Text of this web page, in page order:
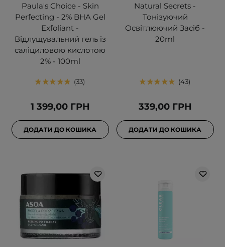
Paula's Choice - Skin
Perfecting - 2% BHA Gel
Exfoliant -
Відлущувальний гель із
саліциловою кислотою
2% - 100ml
33
1 399,00 ГРН
ДОДАТИ ДО КОШИКА
Natural Secrets -
Тонізуючий
Освітлюючий Засіб -
20ml
43
339,00 ГРН
ДОДАТИ ДО КОШИКА